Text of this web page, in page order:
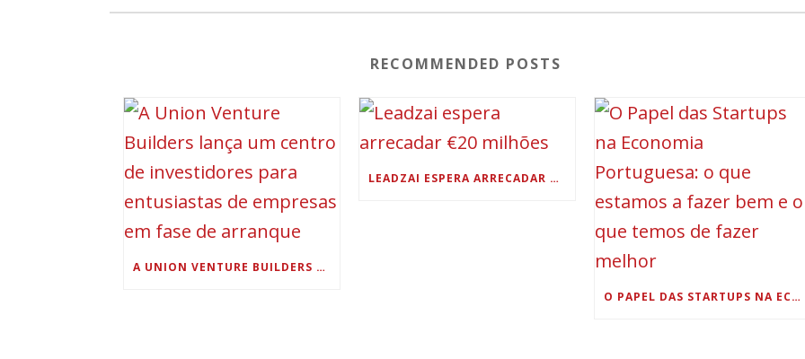
RECOMMENDED POSTS
A UNION VENTURE BUILDERS LANÇA UM CENTRO DE INVESTIDORES PARA ENTUSIASTAS DE EMPRESAS EM FASE DE ARRANQUE
LEADZAI ESPERA ARRECADAR €20 MILHÕES
O PAPEL DAS STARTUPS NA ECONOMIA PORTUGUESA: O QUE ESTAMOS A FAZER BEM E O QUE TEMOS DE FAZER MELHOR